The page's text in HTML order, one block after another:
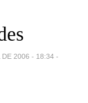
DE 2006 - 18:34 -